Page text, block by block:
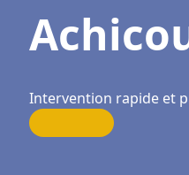
Intervention rapide et